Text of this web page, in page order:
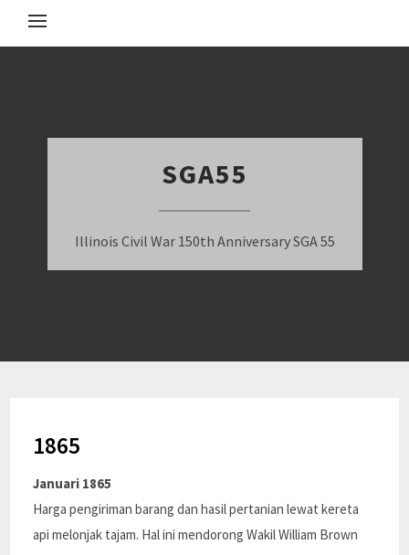
SGA55
Illinois Civil War 150th Anniversary SGA 55
1865
Januari 1865
Harga pengiriman barang dan hasil pertanian lewat kereta
api melonjak tajam. Hal ini mendorong Wakil William Brown